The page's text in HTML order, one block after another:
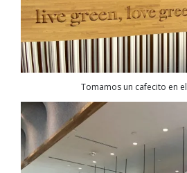
Tomamos un cafecito en el